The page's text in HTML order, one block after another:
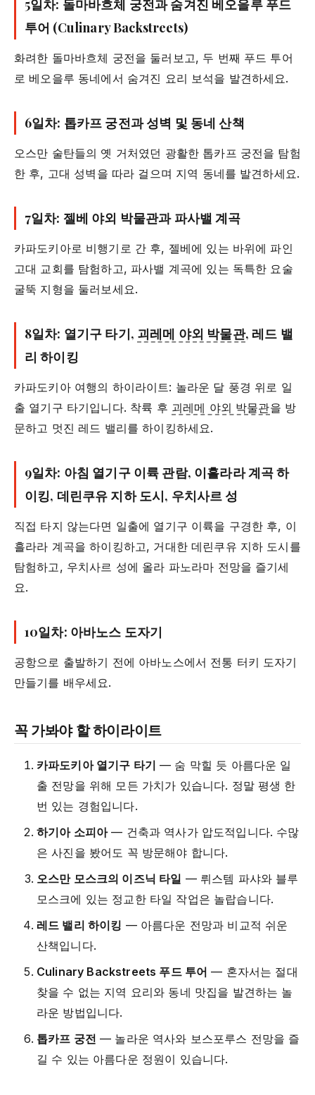
5일차: 돌마바흐체 궁전과 숨겨진 베오을루 푸드
투어 (Culinary Backstreets)
화려한 돌마바흐체 궁전을 둘러보고, 두 번째 푸드 투어
로 베오을루 동네에서 숨겨진 요리 보석을 발견하세요.
6일차: 톱카프 궁전과 성벽 및 동네 산책
오스만 술탄들의 옛 거처였던 광활한 톱카프 궁전을 탐험
한 후, 고대 성벽을 따라 걸으며 지역 동네를 발견하세요.
7일차: 젤베 야외 박물관과 파사밸 계곡
카파도키아로 비행기로 간 후, 젤베에 있는 바위에 파인
고대 교회를 탐험하고, 파사밸 계곡에 있는 독특한 요술
굴뚝 지형을 둘러보세요.
8일차: 열기구 타기, 괴레메 야외 박물관, 레드 밸
리 하이킹
카파도키아 여행의 하이라이트: 놀라운 달 풍경 위로 일
출 열기구 타기입니다. 착륙 후 괴레메 야외 박물관을 방
문하고 멋진 레드 밸리를 하이킹하세요.
9일차: 아침 열기구 이륙 관람, 이흘라라 계곡 하
이킹, 데린쿠유 지하 도시, 우치사르 성
직접 타지 않는다면 일출에 열기구 이륙을 구경한 후, 이
흘라라 계곡을 하이킹하고, 거대한 데린쿠유 지하 도시를
탐험하고, 우치사르 성에 올라 파노라마 전망을 즐기세
요.
10일차: 아바노스 도자기
공항으로 출발하기 전에 아바노스에서 전통 터키 도자기
만들기를 배우세요.
꼭 가봐야 할 하이라이트
카파도키아 열기구 타기 — 숨 막힐 듯 아름다운 일
출 전망을 위해 모든 가치가 있습니다. 정말 평생 한
번 있는 경험입니다.
하기아 소피아— 건축과 역사가 압도적입니다. 수많
은 사진을 봤어도 꼭 방문해야 합니다.
오스만 모스크의 이즈닉 타일 — 뤼스템 파샤와 블루
모스크에 있는 정교한 타일 작업은 놀랍습니다.
레드 밸리 하이킹 — 아름다운 전망과 비교적 쉬운
산책입니다.
Culinary Backstreets 푸드 투어 — 혼자서는 절대
찾을 수 없는 지역 요리와 동네 맛집을 발견하는 놀
라운 방법입니다.
톱카프 궁전 — 놀라운 역사와 보스포루스 전망을 즐
길 수 있는 아름다운 정원이 있습니다.